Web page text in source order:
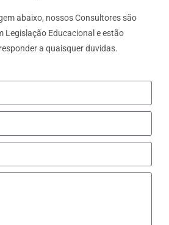
abaixo, nossos Consultores são
Legislação Educacional e estão
a quaisquer duvidas.